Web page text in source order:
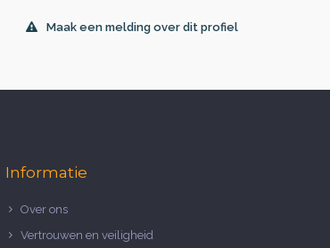
Maak een melding over dit profiel
Informatie
Over ons
Vertrouwen en veiligheid